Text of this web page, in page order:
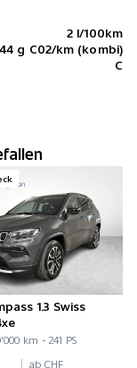
2 l/100km
44 g C02/km (kombi)
C
1.3 Swiss
km - 241 PS
ab CHF